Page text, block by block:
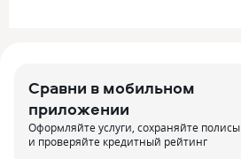
Сравни в мобильном
приложении
Оформляйте услуги, сохраняйте полисы
и проверяйте кредитный рейтинг